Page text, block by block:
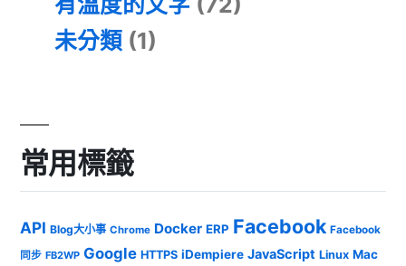
未分類 (1)
常用標籤
API Blog大小事 Chrome Docker ERP Facebook Facebook
同步 FB2WP Google HTTPS iDempiere JavaScript Linux Mac